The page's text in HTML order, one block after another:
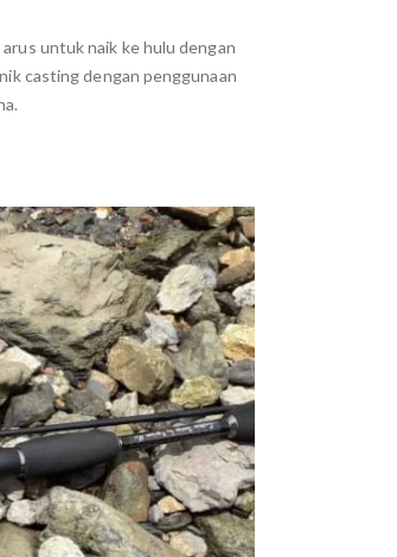
untuk naik ke hulu dengan
casting dengan penggunaan